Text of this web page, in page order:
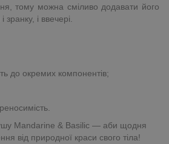
тому можна сміливо додавати його
зранку, і ввечері.
до окремих компонентів;
Mandarine & Basilic — аби щодня
від природної краси свого тіла!